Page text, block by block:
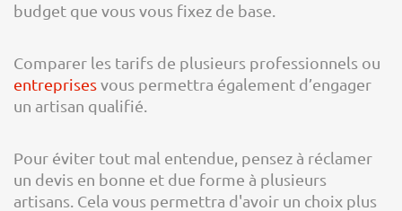
budget que vous vous fixez de base.
Comparer les tarifs de plusieurs professionnels ou
entreprisesvous permettra également d’engager
un artisan qualifié.
Pour éviter tout mal entendue, pensez à réclamer
un devis en bonne et due forme à plusieurs
artisans. Cela vous permettra d'avoir un choix plus